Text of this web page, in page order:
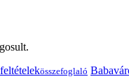
összefoglaló